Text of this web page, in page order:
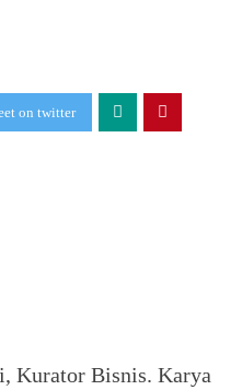
on twitter
Kurator Bisnis. Karya